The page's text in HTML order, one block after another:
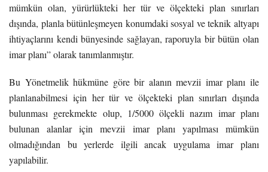
mümkün olan, yürürlükteki her tür ve ölçekteki plan sınırları
dışında, planla bütünleşmeyen konumdaki sosyal ve teknik altyapı
ihtiyaçlarını kendi bünyesinde sağlayan, raporuyla bir bütün olan
imar planı” olarak tanımlanmıştır.
Bu Yönetmelik hükmüne göre bir alanın mevzii imar planı ile
planlanabilmesi için her tür ve ölçekteki plan sınırları dışında
bulunması gerekmekte olup, 1/5000 ölçekli nazım imar planı
bulunan alanlar için mevzii imar planı yapılması mümkün
olmadığından bu yerlerde ilgili ancak uygulama imar planı
yapılabilir.